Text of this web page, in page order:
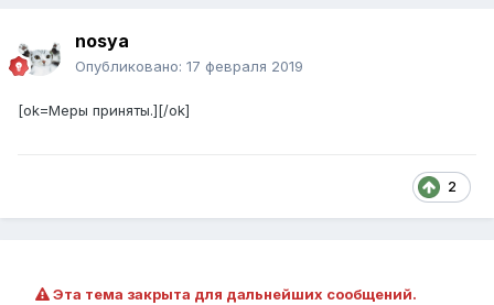
nosya
Опубликовано: 17 февраля 2019
[ok=Меры приняты.][/ok]
2
Эта тема закрыта для дальнейших сообщений.